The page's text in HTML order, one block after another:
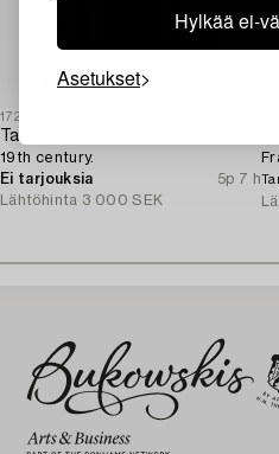
Hylkää ei-
Asetukset
1724665
Table pendulum clock,
19th century.
Ei tarjouksia
5p 7 h
Lähtöhinta 3 000 SEK